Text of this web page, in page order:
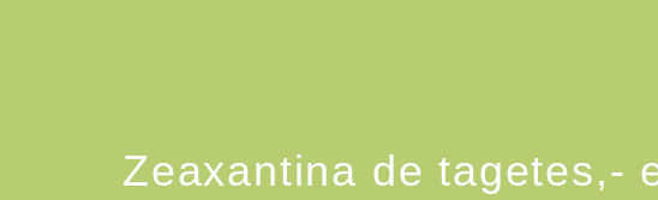
Zeaxantina de tagetes,-